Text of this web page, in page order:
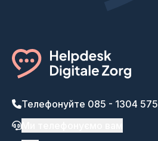
Телефонуйте 085 - 1304 575